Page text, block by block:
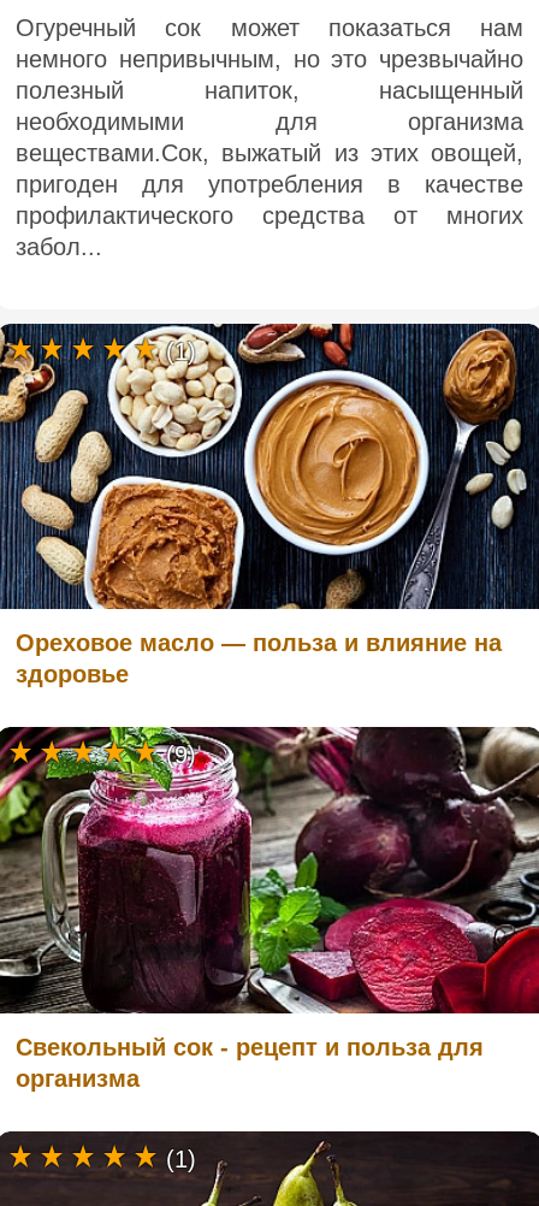
Огуречный сок может показаться нам
немного непривычным, но это чрезвычайно
полезный напиток, насыщенный
необходимыми для организма
веществами.Сок, выжатый из этих овощей,
пригоден для употребления в качестве
профилактического средства от многих
забол...
Ореховое масло — польза и влияние на
здоровье
(1)
Свекольный сок - рецепт и польза для
организма
(9)
(1)